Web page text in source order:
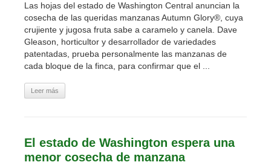
Las hojas del estado de Washington Central anuncian la
cosecha de las queridas manzanas Autumn Glory®, cuya
crujiente y jugosa fruta sabe a caramelo y canela. Dave
Gleason, horticultor y desarrollador de variedades
patentadas, prueba personalmente las manzanas de
cada bloque de la finca, para confirmar que el ...
Leer más
El estado de Washington espera una
menor cosecha de manzana